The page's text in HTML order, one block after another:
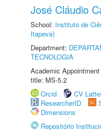
José Cláudio
School: Instituto de
Itapeva)
Department:
TECNOLOGIA
Academic
title: MS-5.2
Orcid
CV
ResearcherID
Dimensions
Repositório